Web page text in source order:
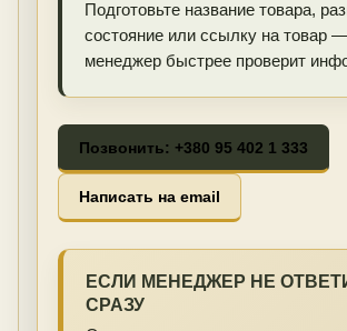
Подготовьте название товара,
состояние или ссылку на товар
менеджер быстрее проверит
Позвонить: +380 95 402 1 333
Написать на email
ЕСЛИ МЕНЕДЖЕР НЕ
СРАЗУ